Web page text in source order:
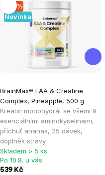
Novinka
–10 %
BrainMax® EAA & Creatine
Complex, Pineapple, 500 g
Kreatin monohydrát se všemi 9
esenciálními aminokyselinami,
příchuť ananas, 25 dávek,
doplněk stravy
hodnocení
produktu
je
3,0
z
5
hvězdiček.
Skladem > 5 ks
Po 10.8. u vás
539 Kč